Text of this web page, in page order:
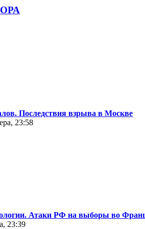
Последствия взрыва в Москве
23:58
Атаки РФ на выборы во
23:39